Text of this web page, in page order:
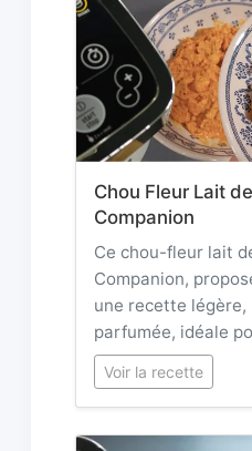
Chou Fleur Lait
Companion
Ce chou-fleur lait
Companion,
une recette
parfumée, idéale
Voir la recette